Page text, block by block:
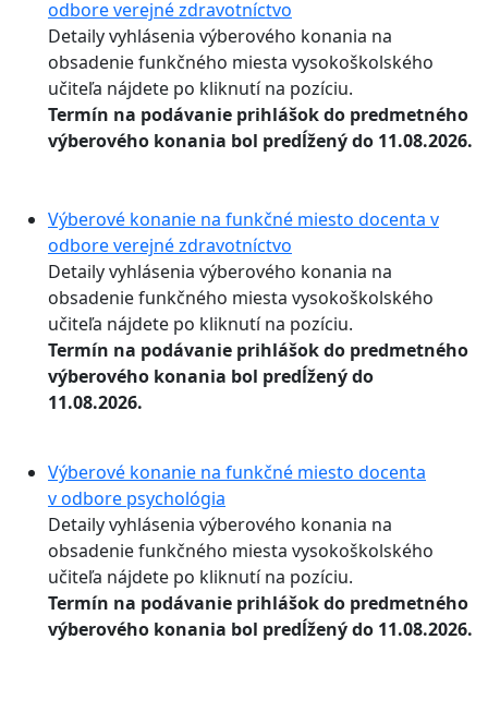
odbore verejné zdravotníctvo
Detaily vyhlásenia výberového konania na
obsadenie funkčného miesta vysokoškolského
učiteľa nájdete po kliknutí na pozíciu.
Termín na podávanie prihlášok do predmetného
výberového konania bol predĺžený do 11.08.2026.
Výberové konanie na funkčné miesto docenta v
odbore verejné zdravotníctvo
Detaily vyhlásenia výberového konania na
obsadenie funkčného miesta vysokoškolského
učiteľa nájdete po kliknutí na pozíciu.
Termín na podávanie prihlášok do predmetného
výberového konania bol predĺžený do
11.08.2026.
Výberové konanie na funkčné miesto docenta
v odbore psychológia
Detaily vyhlásenia výberového konania na
obsadenie funkčného miesta vysokoškolského
učiteľa nájdete po kliknutí na pozíciu.
Termín na podávanie prihlášok do predmetného
výberového konania bol predĺžený do 11.08.2026.